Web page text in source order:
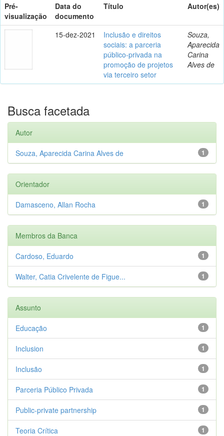
Pré-
visualização
Data do
documento
Título Autor(es)
15-dez-2021
Inclusão e direitos
sociais: a parceria
público-privada na
promoção de projetos
via terceiro setor
Souza,
Aparecida
Carina
Alves de
Busca facetada
Autor
1
Souza, Aparecida Carina Alves de
Orientador
1
Damasceno, Allan Rocha
Membros da Banca
1
Cardoso, Eduardo
1
Walter, Catia Crivelente de Figue...
Assunto
1
Educação
1
Inclusion
1
Inclusão
1
Parceria Público Privada
1
Public-private partnership
1
Teoria Crítica